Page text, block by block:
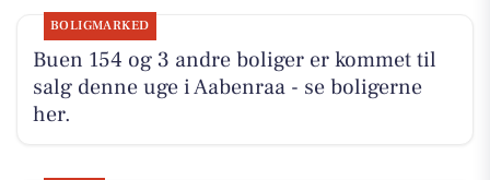
BOLIGMARKED
Buen 154 og 3 andre boliger er kommet til
salg denne uge i Aabenraa - se boligerne
her.